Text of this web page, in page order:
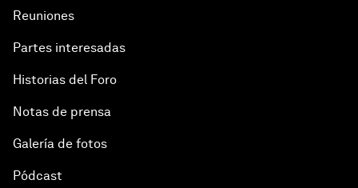
Reuniones
Partes interesadas
Historias del Foro
Notas de prensa
Galería de fotos
Pódcast